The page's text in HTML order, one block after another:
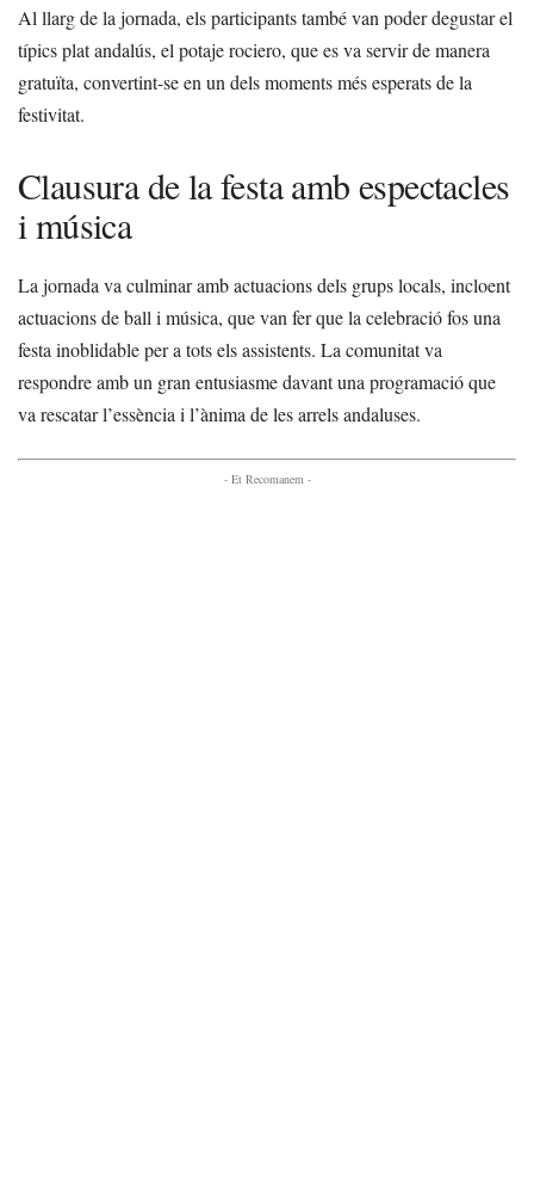
Al llarg de la jornada, els participants també van poder degustar el
típics plat andalús, el potaje rociero, que es va servir de manera
gratuïta, convertint-se en un dels moments més esperats de la
festivitat.
Clausura de la festa amb espectacles
i música
La jornada va culminar amb actuacions dels grups locals, incloent
actuacions de ball i música, que van fer que la celebració fos una
festa inoblidable per a tots els assistents. La comunitat va
respondre amb un gran entusiasme davant una programació que
va rescatar l’essència i l’ànima de les arrels andaluses.
- Et Recomanem -